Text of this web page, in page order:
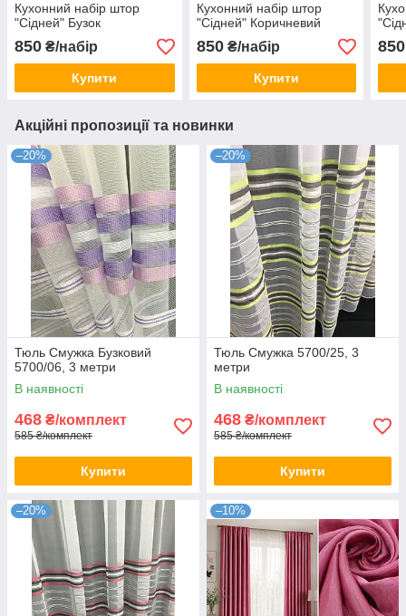
Кухонний набір штор
"Сідней" Бузок
850 ₴/набір
Купити
Кухонний набір штор
"Сідней" Коричневий
850₴/набір
Купити
850
Акційні пропозиції та новинки
–20%
Тюль Смужка Бузковий
5700/06, 3 метри
В наявності
468 ₴/комплект
585 ₴/комплект
Купити
–20%
Тюль Смужка 5700/25, 3
метри
В наявності
468 ₴/комплект
585 ₴/комплект
Купити
–20% –10%